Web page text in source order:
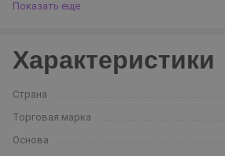
Показать еще
Характеристики
Страна
Торговая марка
Основа